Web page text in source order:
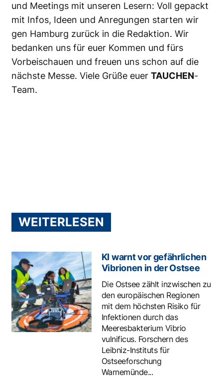
und Meetings mit unseren Lesern: Voll gepackt
mit Infos, Ideen und Anregungen starten wir
gen Hamburg zurück in die Redaktion. Wir
bedanken uns für euer Kommen und fürs
Vorbeischauen und freuen uns schon auf die
nächste Messe. Viele Grüße euer TAUCHEN-
Team.
WEITERLESEN
KI warnt vor gefährlichen
Vibrionen in der Ostsee
Die Ostsee zählt inzwischen zu
den europäischen Regionen
mit dem höchsten Risiko für
Infektionen durch das
Meeresbakterium Vibrio
vulnificus. Forschern des
Leibniz-Instituts für
Ostseeforschung
Warnemünde...